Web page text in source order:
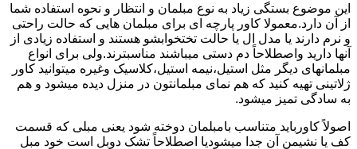
این موضوع بستگی زیاد به نوع مبلمان و انتظار و نحوه استفاده شما
از آن دارد.معمولا کاور پارچه ای برای مبلمان هایی که حالت راحتی
و نرم دارند یا مدل ال یا حالت تختخوابشو هستند و استفاده زیادی از
آنها دارید واصطلاحاً دم دستی میباشند مناسبترند.ولی برای انواع
مبلمانهای دیگر مثل استیل،نیمه استیل،کلاسیک وغیره میتوانید کاور
ژلاتینی تهیه کنید که هم نمای مبلمانتون در منزل دیده میشود و هم
به سادگی تمیز میشود.
اصولاً کاورباید متناسب بامبلمان دوخته شود یعنی مبلی که قسمت
کف یا نشیمن آن جدا میشودیا اصطلاحاً تشک دوبل است خود مبل